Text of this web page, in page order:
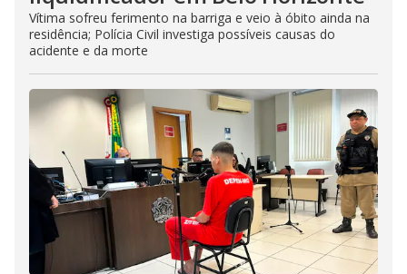
Vítima sofreu ferimento na barriga e veio à óbito ainda na
residência; Polícia Civil investiga possíveis causas do
acidente e da morte